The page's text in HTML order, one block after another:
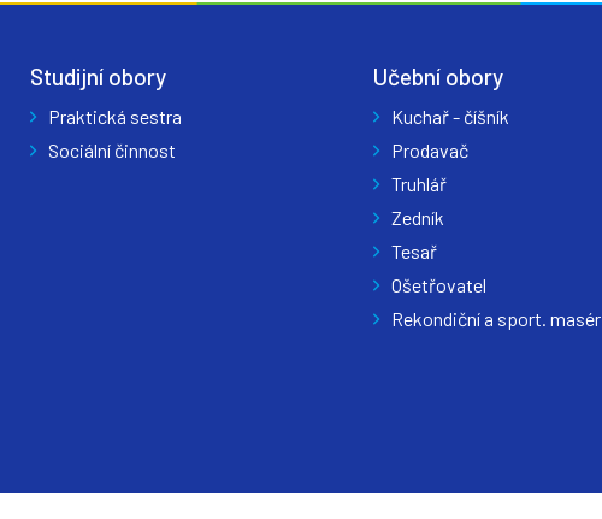
Studijní obory
Praktická sestra
Sociální činnost
Učební obory
Kuchař - číšník
Prodavač
Truhlář
Zedník
Tesař
Ošetřovatel
Rekondiční a sport. masér